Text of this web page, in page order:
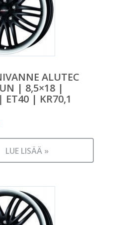
ALUTEC
| 8,5×18 |
ET40 | KR70,1
LUE LISÄÄ »